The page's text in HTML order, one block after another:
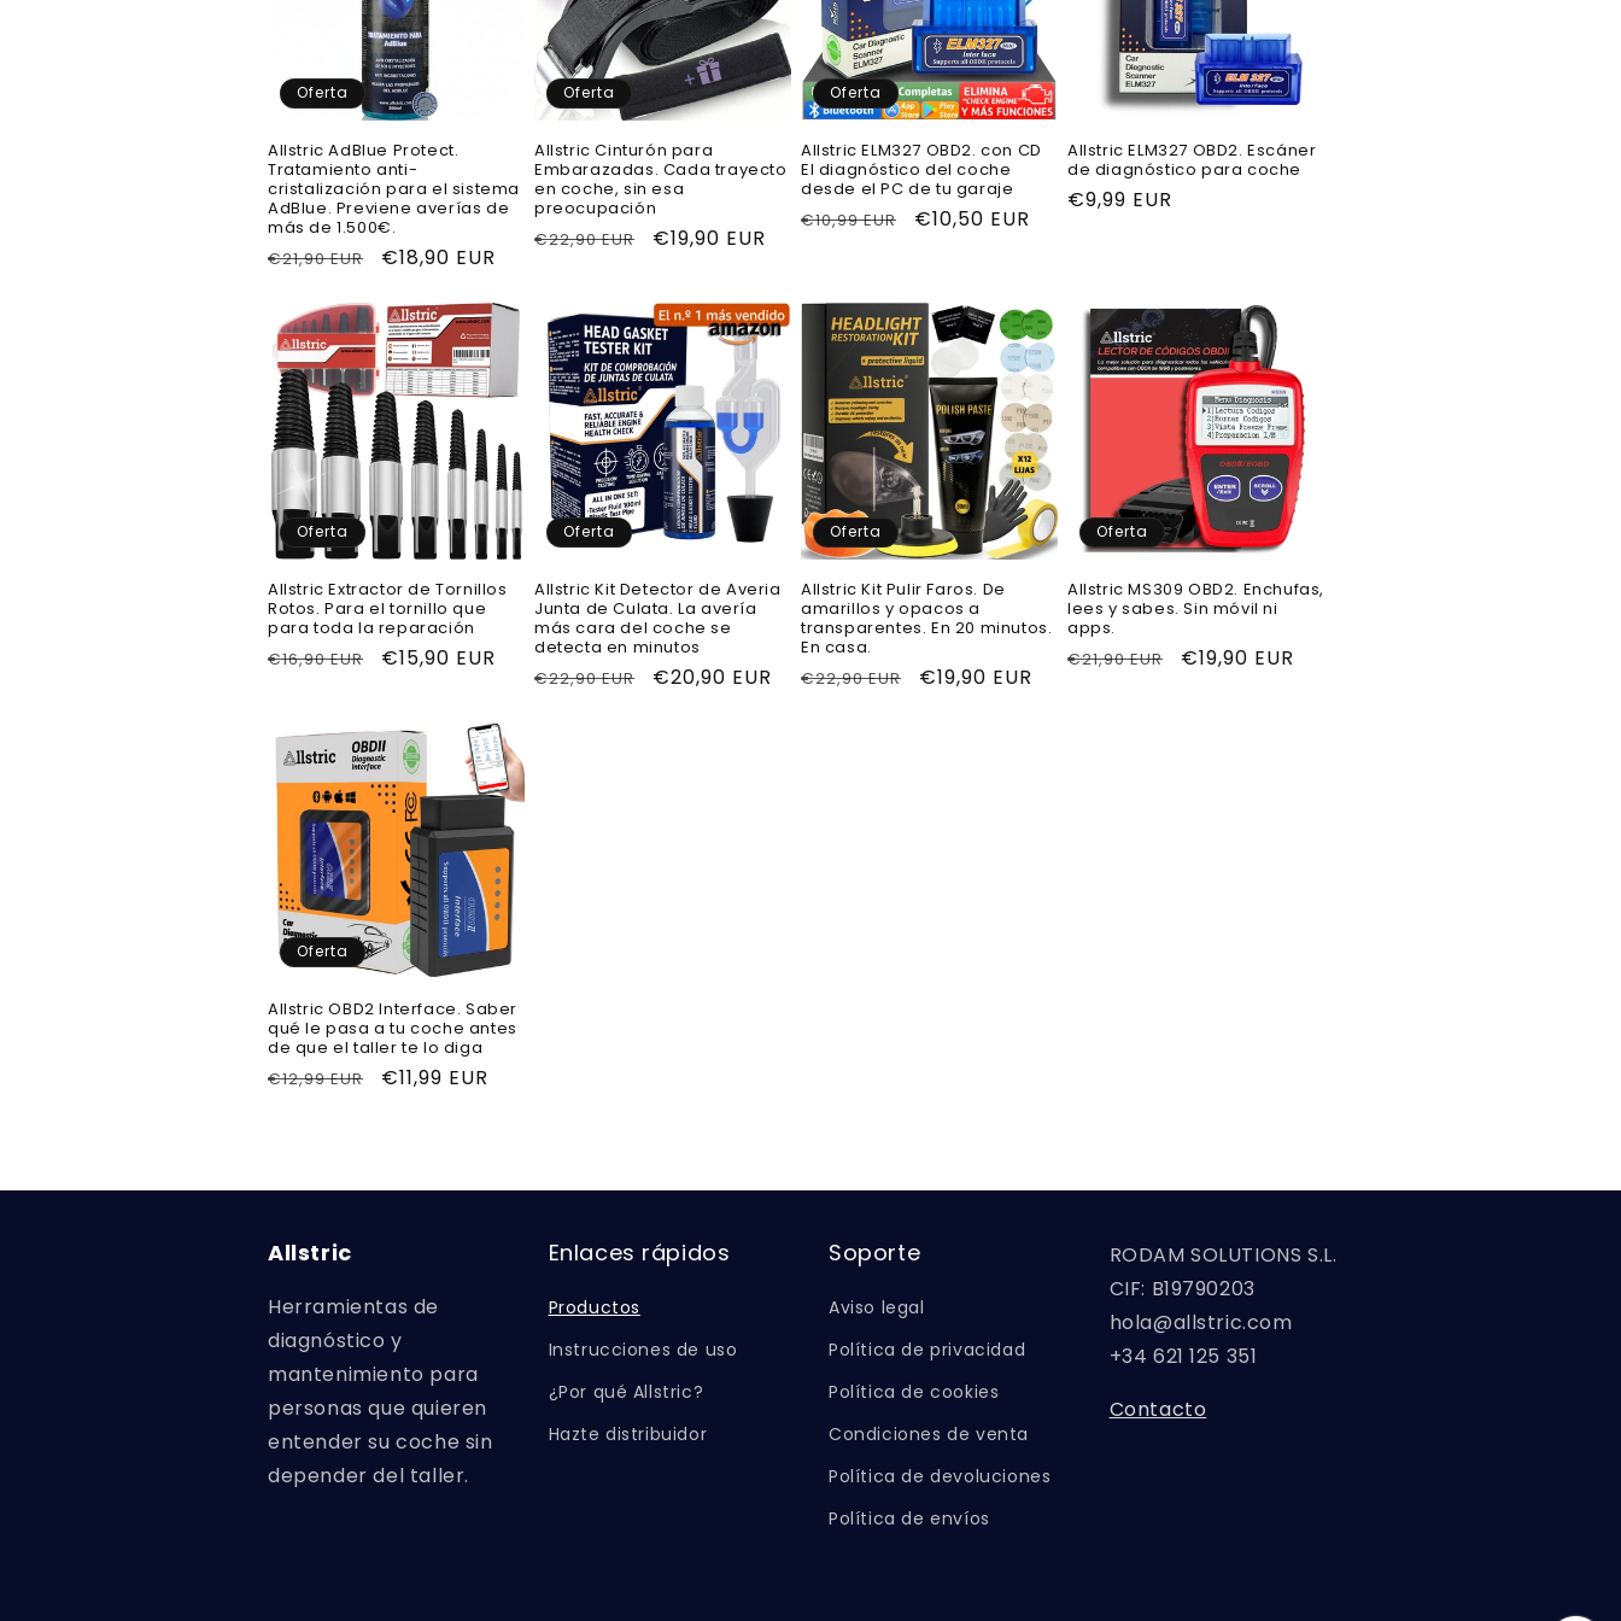
ó
n
:
Oferta
Allstric AdBlue Protect.
Tratamiento anti-
cristalización para el sistema
AdBlue. Previene averías de
más de 1.500€.
Precio
€21,90 EUR
Precio
oferta
€18,90 EUR
Oferta
Allstric Cinturón para
Embarazadas. Cada trayecto
en coche, sin esa
preocupación
Precio
€22,90 EUR
Precio
oferta
€19,90 EUR
Oferta
Allstric ELM327 OBD2. con CD
El diagnóstico del coche
desde el PC de tu garaje
Precio
€10,99 EUR
Precio
€10,50 EUR
Allstric ELM327 OBD2. Escáner
de diagnóstico para coche
Precio
€9,99 EUR
Oferta
Allstric Extractor de Tornillos
Rotos. Para el tornillo que
para toda la reparación
Precio
€16,90 EUR
Precio
€15,90 EUR
Oferta
Allstric Kit Detector de Averia
Junta de Culata. La avería
más cara del coche se
detecta en minutos
Precio
€22,90 EUR
Precio
€20,90 EUR
Oferta
Allstric Kit Pulir Faros. De
amarillos y opacos a
transparentes. En 20 minutos.
En casa.
Precio
€22,90 EUR
Precio
€19,90 EUR
Oferta
Allstric MS309 OBD2. Enchufas,
lees y sabes. Sin móvil ni
apps.
Precio
€21,90 EUR
Precio
€19,90 EUR
Oferta
Allstric OBD2 Interface. Saber
qué le pasa a tu coche antes
de que el taller te lo diga
Precio
€12,99 EUR
Precio
€11,99 EUR
Allstric
Herramientas de
diagnóstico y
mantenimiento para
personas que quieren
entender su coche sin
depender del taller.
Enlaces rápidos
Productos
Instrucciones de uso
¿Por qué Allstric?
Hazte distribuidor
Soporte
Aviso legal
Política de privacidad
Política de cookies
Condiciones de venta
Política de devoluciones
Política de envíos
RODAM SOLUTIONS S.L.
CIF: B19790203
hola@allstric.com
+34 621 125 351
Contacto